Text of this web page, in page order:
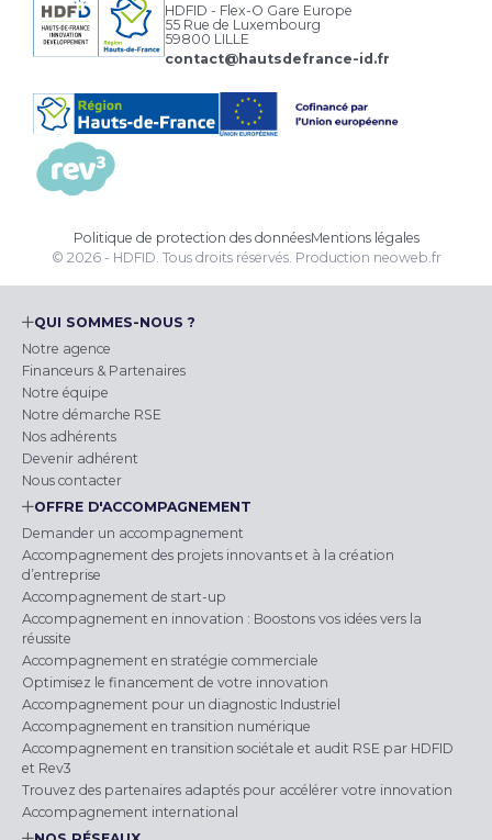
HDFID - Flex-O Gare Europe
55 Rue de Luxembourg
59800 LILLE
contact@hautsdefrance-id.fr
Politique de protection des donnéesMentions légales
© 2026 - HDFID. Tous droits réservés. Production neoweb.fr
QUI SOMMES-NOUS ?
Notre agence
Financeurs & Partenaires
Notre équipe
Notre démarche RSE
Nos adhérents
Devenir adhérent
Nous contacter
OFFRE D'ACCOMPAGNEMENT
Demander un accompagnement
Accompagnement des projets innovants et à la création
d’entreprise
Accompagnement de start-up
Accompagnement en innovation : Boostons vos idées vers la
réussite
Accompagnement en stratégie commerciale
Optimisez le financement de votre innovation
Accompagnement pour un diagnostic Industriel
Accompagnement en transition numérique
Accompagnement en transition sociétale et audit RSE par HDFID
et Rev3
Trouvez des partenaires adaptés pour accélérer votre innovation
Accompagnement international